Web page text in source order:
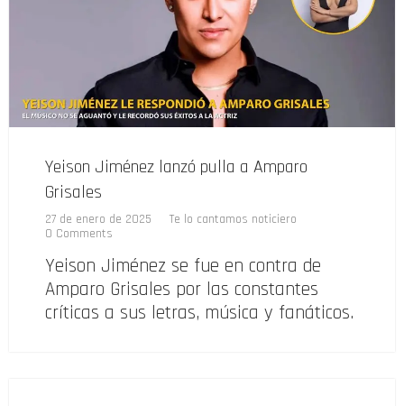
Yeison Jiménez lanzó pulla a Amparo
Grisales
27 de enero de 2025
Te lo cantamos noticiero
0 Comments
Yeison Jiménez se fue en contra de
Amparo Grisales por las constantes
críticas a sus letras, música y fanáticos.